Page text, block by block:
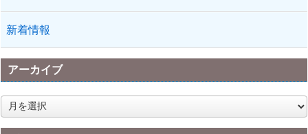
新着情報
アーカイブ
ア
ー
カ